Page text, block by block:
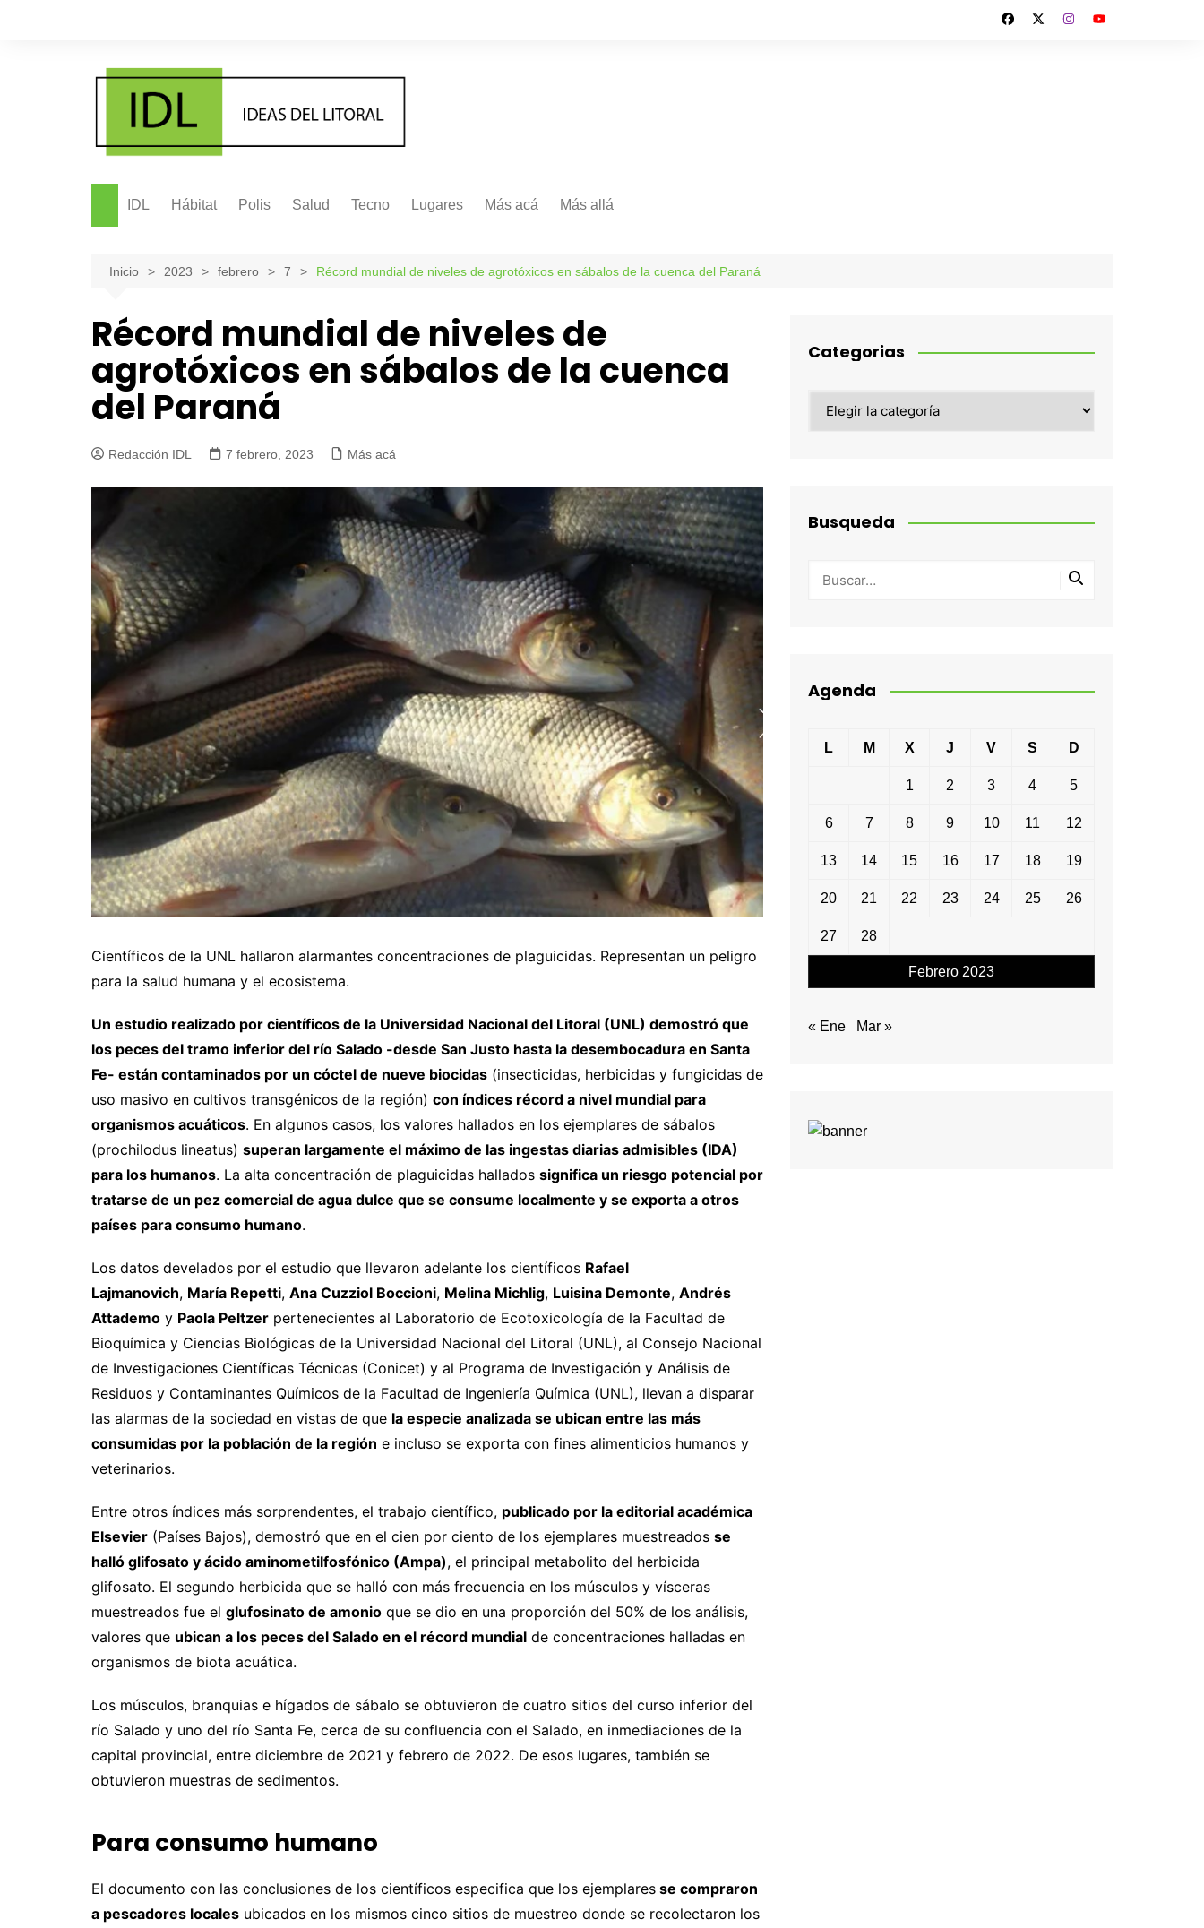
IDL Hábitat Polis Salud Tecno Lugares Más acá Más allá
Internacionales Más allá
Inicio 2023 febrero 7 Récord mundial de niveles de agrotóxicos en sábalos de la cuenca del Paraná
Récord mundial de niveles de
agrotóxicos en sábalos de la cuenca
del Paraná
Redacción IDL 7 febrero, 2023 Más acá
Científicos de la UNL hallaron alarmantes concentraciones de plaguicidas. Representan un peligro
para la salud humana y el ecosistema.
Un estudio realizado por científicos de la Universidad Nacional del Litoral (UNL) demostró que
los peces del tramo inferior del río Salado -desde San Justo hasta la desembocadura en Santa
Fe- están contaminados por un cóctel de nueve biocidas (insecticidas, herbicidas y fungicidas de
uso masivo en cultivos transgénicos de la región) con índices récord a nivel mundial para
organismos acuáticos. En algunos casos, los valores hallados en los ejemplares de sábalos
(prochilodus lineatus) superan largamente el máximo de las ingestas diarias admisibles (IDA)
para los humanos. La alta concentración de plaguicidas hallados significa un riesgo potencial por
tratarse de un pez comercial de agua dulce que se consume localmente y se exporta a otros
países para consumo humano.
Los datos develados por el estudio que llevaron adelante los científicos Rafael
Lajmanovich, María Repetti, Ana Cuzziol Boccioni, Melina Michlig, Luisina Demonte, Andrés
Attademo y Paola Peltzer pertenecientes al Laboratorio de Ecotoxicología de la Facultad de
Bioquímica y Ciencias Biológicas de la Universidad Nacional del Litoral (UNL), al Consejo Nacional
de Investigaciones Científicas Técnicas (Conicet) y al Programa de Investigación y Análisis de
Residuos y Contaminantes Químicos de la Facultad de Ingeniería Química (UNL), llevan a disparar
las alarmas de la sociedad en vistas de que la especie analizada se ubican entre las más
consumidas por la población de la región e incluso se exporta con fines alimenticios humanos y
veterinarios.
Entre otros índices más sorprendentes, el trabajo científico, publicado por la editorial académica
Elsevier (Países Bajos), demostró que en el cien por ciento de los ejemplares muestreados se
halló glifosato y ácido aminometilfosfónico (Ampa), el principal metabolito del herbicida
glifosato. El segundo herbicida que se halló con más frecuencia en los músculos y vísceras
muestreados fue el glufosinato de amonio que se dio en una proporción del 50% de los análisis,
valores que ubican a los peces del Salado en el récord mundial de concentraciones halladas en
organismos de biota acuática.
Los músculos, branquias e hígados de sábalo se obtuvieron de cuatro sitios del curso inferior del
río Salado y uno del río Santa Fe, cerca de su confluencia con el Salado, en inmediaciones de la
capital provincial, entre diciembre de 2021 y febrero de 2022. De esos lugares, también se
obtuvieron muestras de sedimentos.
Para consumo humano
El documento con las conclusiones de los científicos especifica que los ejemplares se compraron
a pescadores locales ubicados en los mismos cinco sitios de muestreo donde se recolectaron los
Categorias
Busqueda
Agenda
Febrero 2023
L M X J V S D
1 2 3 4 5
6 7 8 9 10 11 12
13 14 15 16 17 18 19
20 21 22 23 24 25 26
27 28
« Ene Mar »